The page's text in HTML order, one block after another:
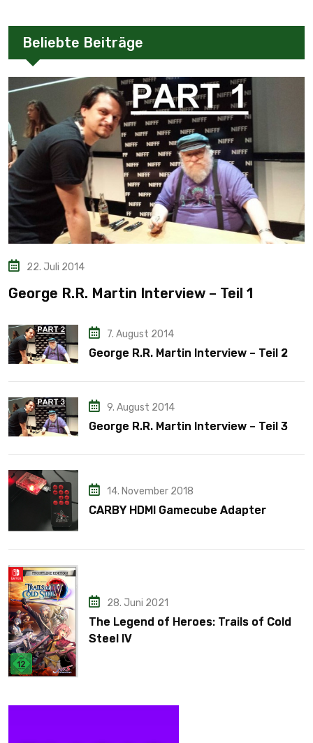
Beliebte Beiträge
22. Juli 2014
George R.R. Martin Interview – Teil 1
7. August 2014
George R.R. Martin Interview – Teil 2
9. August 2014
George R.R. Martin Interview – Teil 3
14. November 2018
CARBY HDMI Gamecube Adapter
28. Juni 2021
The Legend of Heroes: Trails of Cold
Steel IV